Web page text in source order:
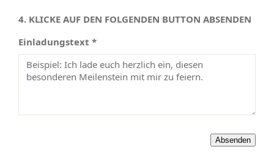
4. KLICKE AUF DEN FOLGENDEN BUTTON ABSENDEN
Einladungstext *